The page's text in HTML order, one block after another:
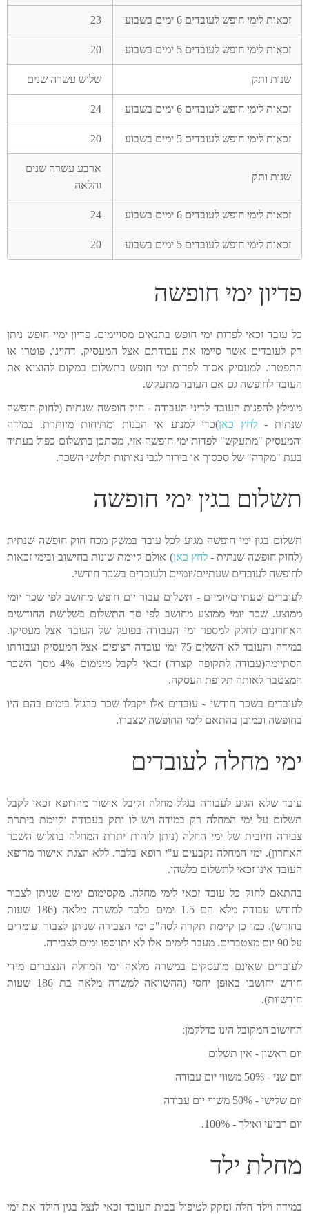
23
20
שלוש עשרה שנים
24
20
ארבע עשרה שנים
והלאה
24
20
פדיון ימי חופשה
כל עובד זכאי לפדות ימי חופש בתנאים מסויימים. פדיון ימיי חופש ניתן
רק לעובדים אשר סיימו את עבודתם אצל המעסיק, דהיינו, פוטרו או
התפטרו. למעסיק אסור לפדות ימי חופש בתשלום במקום להוציא את
העובד לחופשה גם אם העובד מתעקש.
מומלץ להפנות העובד לדיני העבודה - חוק חופשה שנתית (לחוק חופשה
שנתית -לחץ כאן)כדי למנוע אי הבנות ומתיחות מיותרת. במידה
והמעסיק "מתעקש" לפדות ימי חופשה אזי, מסתכן בתשלום כפול בעתיד
בעת "מקרה" של סכסוך או בירור לגבי נאותות תלושי השכר.
תשלום בגין ימי חופשה
תשלום בגין ימי חופשה מגיע לכל עובד במשק מכח חוק חופשה שנתית
(לחוק חופשה שנתית -לחץ כאן) אולם קיימת שונות בחישוב ובימי זכאות
לחופשה לעובדים שעתיים/יומיים ולעובדים בשכר חודשי.
לעובדים שעתיים/יומיים - תשלום עבור יום חופש מחושב לפי שכר יומי
ממוצע. שכר יומי ממוצע מחושב לפי סך התשלום בשלושת החודשים
האחרונים לחלק למספר ימי העבודה בפועל של העובד אצל מעסיקו.
במידה והעובד לא השלים 75 ימי עובדה רצופים אצל המעסיק ועבודתו
הסתיימה(עבודה לתקופה קצרה) זכאי לקבל מינימום 4% מסך השכר
המצטבר לאותה תקופת העסקה.
לעובדים בשכר חודשי - עובדים אלו יקבלו שכר כרגיל בימים בהם היו
בחופשה וכמובן בהתאם לימי החופשה שצברו.
ימי מחלה לעובדים
עובד שלא הגיע לעבודה בגלל מחלה וקיבל אישור מהרופא זכאי לקבל
תשלום על ימי המחלה רק במידה ויש לו ותק בעבודה וקיימת ביתרת
צבירה חיובית של ימי החלה (ניתן לזהות יתרת המחלה בתלוש השכר
האחרון). ימי המחלה נקבעים ע"י רופא בלבד. ללא הצגת אישור מרופא
העובד אינו זכאי לתשלום כלשהו.
בהתאם לחוק כל עובד זכאי לימי מחלה. מקסימום ימים שניתן לצבור
לחודש עבודה מלא הם 1.5 ימים בלבד למשרה מלאה (186 שעות
בחודש). כמו כן קיימת תקרה לסה"כ ימי הצבירה שניתן לצבור ועומדים
על 90 יום מצטברים. מעבר לימים אלו לא יתווספו ימים לצבירה.
לעובדים שאינם מועסקים במשרה מלאה ימי המחלה הנצברים מידי
חודש יחושבו באופן יחסי (ההשוואה למשרה מלאה בת 186 שעות
חודשיות).
החישוב המקובל הינו כדלקמן:
יום ראשון - אין תשלום
יום שני - 50% משווי יום עבודה
יום שלישי - 50% משווי יום עבודה
יום רביעי ואילך - 100%.
מחלת ילד
במידה וילד חלה ונזקק לטיפול בבית העובד זכאי לנצל בגין הילד את ימי